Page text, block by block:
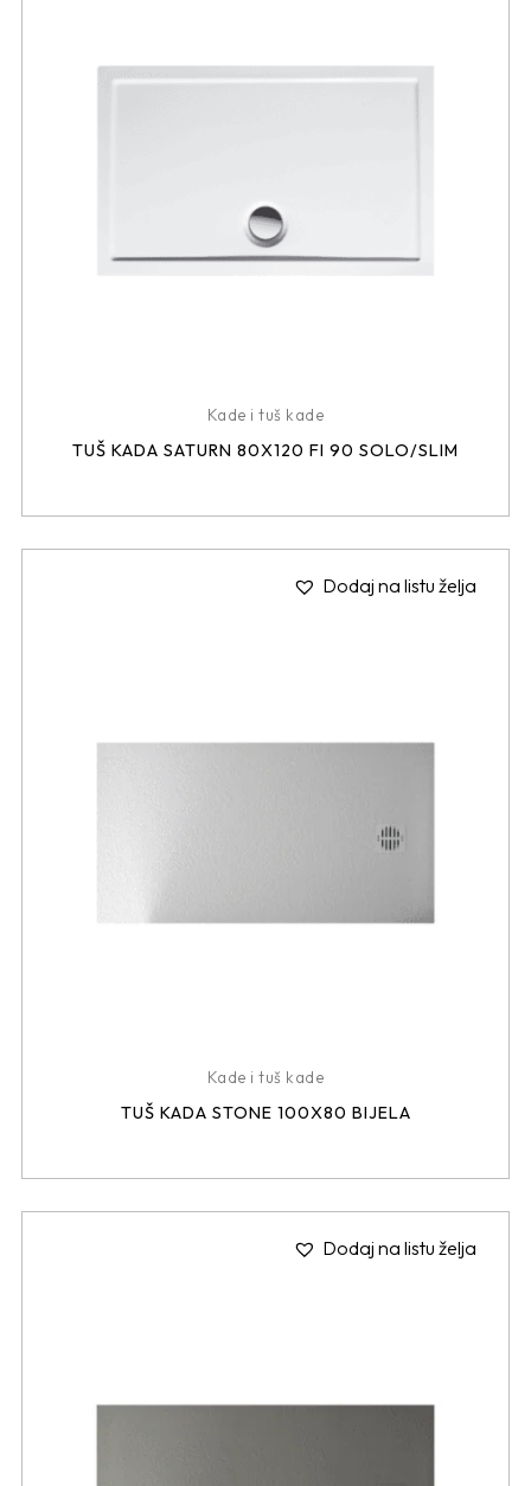
Kade i tuš kade
TUŠ KADA SATURN 80X120 FI 90 SOLO/SLIM
Dodaj na listu želja
Kade i tuš kade
TUŠ KADA STONE 100X80 BIJELA
Dodaj na listu želja